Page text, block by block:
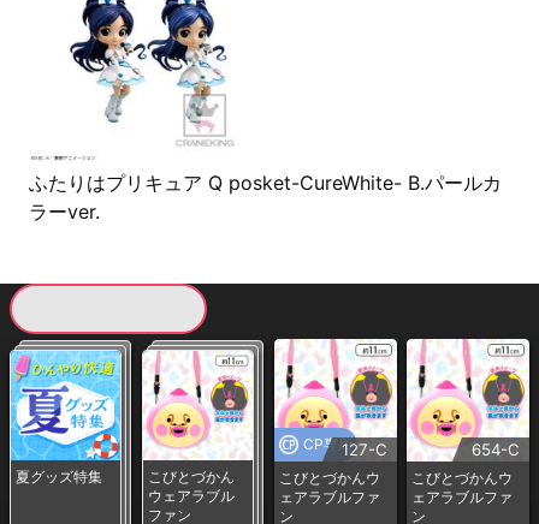
ふたりはプリキュア Q posket-CureWhite- B.パールカ
ラーver.
夏グッズ特集
こびとづかん
ウェアラブル
ファン
CP専用127-C
こびとづかんウ
ェアラブルファ
ン
654-C
こびとづかんウ
ェアラブルファ
ン